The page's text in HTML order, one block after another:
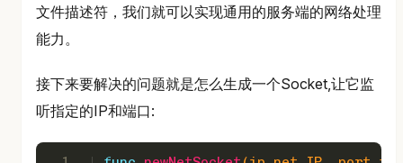
文件描述符，我们就可以实现通用的服务端的网络处理
能力。
接下来要解决的问题就是怎么生成一个Socket,让它监
听指定的IP和端口: